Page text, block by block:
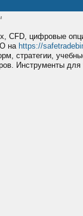
CFD, цифровые
на https://
стратегии,
Инструменты для